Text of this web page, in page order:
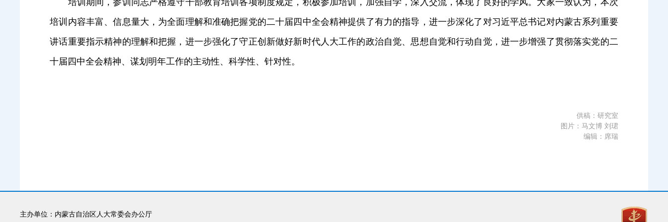
培训内容丰富、信息量大，为全面理解和准确把握党的二十届四中全会精神提供了有力的指导，进一步深化了对习近平总书记对内蒙古系列重要
讲话重要指示精神的理解和把握，进一步强化了守正创新做好新时代人大工作的政治自觉、思想自觉和行动自觉，进一步增强了贯彻落实党的二
十届四中全会精神、谋划明年工作的主动性、科学性、针对性。
供稿： 研究室
图片： 马文博 刘珺
编辑： 席瑞
主办单位：内蒙古自治区人大常委会办公厅